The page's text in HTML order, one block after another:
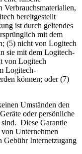
Verbrauchsmaterialien,
bereitgestellt
ist durch geltendes
mit dem
(5) nicht von Logitech
sie mit dem Logitech-
von Logitech
Logitech-
können; oder (7)
Umständen den
oder persönliche
Diese Garantie
Unternehmen
Gebühr Internetzugang